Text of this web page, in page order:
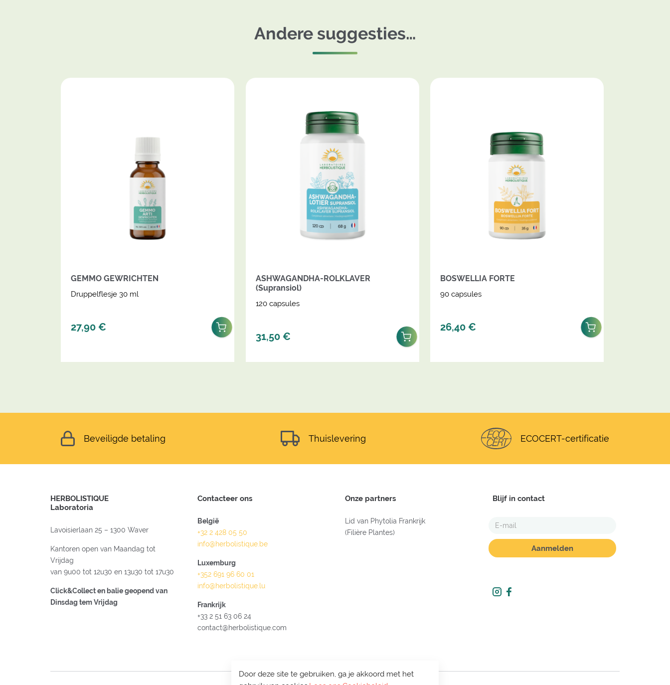
Andere suggesties…
GEMMO GEWRICHTEN
Druppelflesje 30 ml
27,90 €
ASHWAGANDHA-ROLKLAVER
(Supransiol)
120 capsules
31,50 €
BOSWELLIA FORTE
90 capsules
26,40 €
Beveiligde betaling Thuislevering ECOCERT-certificatie
HERBOLISTIQUE
Laboratoria
Lavoisierlaan 25 – 1300 Waver
Kantoren open van Maandag tot
Vrijdag
van 9u00 tot 12u30 en 13u30 tot 17u30
Click&Collect en balie geopend van
Dinsdag tem Vrijdag
Contacteer ons
België
+32 2 428 05 50
info@herbolistique.be
Luxemburg
+352 691 96 60 01
info@herbolistique.lu
Frankrijk
+33 2 51 63 06 24
contact@herbolistique.com
Onze partners
Lid van Phytolia Frankrijk
(Filière Plantes)
Blijf in contact
E-
ADRES
Door deze site te gebruiken, ga je akkoord met het